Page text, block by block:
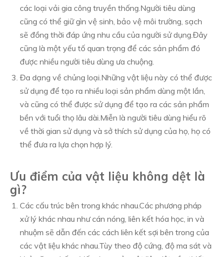
các loại vải gia công truyền thống.Người tiêu dùng
cũng có thể giữ gìn vệ sinh, bảo vệ môi trường, sạch
sẽ đồng thời đáp ứng nhu cầu của người sử dụng.Đây
cũng là một yếu tố quan trọng để các sản phẩm đó
được nhiều người tiêu dùng ưa chuộng.
Đa dạng về chủng loại.Những vật liệu này có thể được
sử dụng để tạo ra nhiều loại sản phẩm dùng một lần,
và cũng có thể được sử dụng để tạo ra các sản phẩm
bền với tuổi thọ lâu dài.Miễn là người tiêu dùng hiểu rõ
về thời gian sử dụng và sở thích sử dụng của họ, họ có
thể đưa ra lựa chọn hợp lý.
Ưu điểm của vật liệu không dệt là
gì?
Các cấu trúc bên trong khác nhau.Các phương pháp
xử lý khác nhau như cán nóng, liên kết hóa học, in và
nhuộm sẽ dẫn đến các cách liên kết sợi bên trong của
các vật liệu khác nhau.Tùy theo độ cứng, độ ma sát và